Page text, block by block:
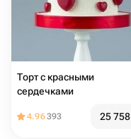
Торт с красными
сердечками
4.96393 25 758